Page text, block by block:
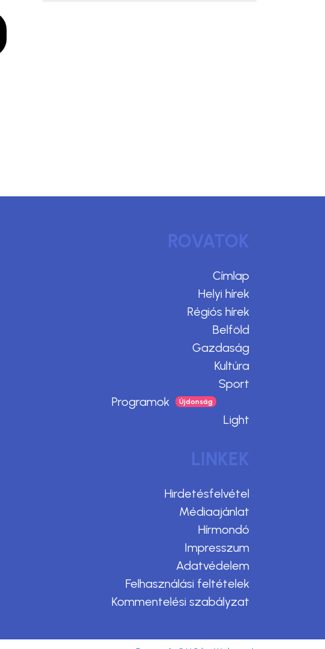
ROVATOK
Címlap
Helyi hírek
Régiós hírek
Belföld
Gazdaság
Kultúra
Sport
Programok
Light
LINKEK
Hirdetésfelvétel
Médiaajánlat
Hírmondó
Impresszum
Adatvédelem
Felhasználási feltételek
Kommentelési szabályzat